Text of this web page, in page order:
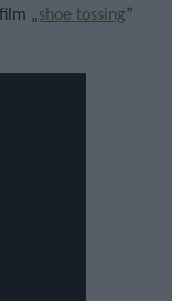
„shoe tossing”